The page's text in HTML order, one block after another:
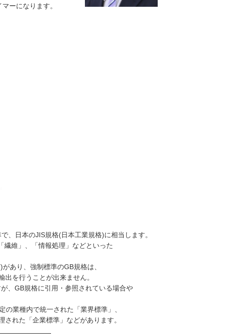
ーになります。
、日本のJIS規格(日本工業規格)に相当します。
繊維」、「情報処理」などといった
あり、強制標準のGB規格は、
を行うことが出来ません。
、GB規格に引用・参照されている場合や
業種内で統一された「業界標準」、
れた「企業標準」などがあります。